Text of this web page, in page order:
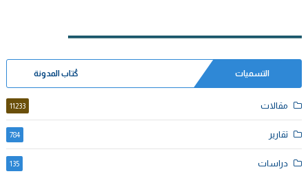
التسميات كُتاب المدونة
مقالات 11233
تقارير 784
دراسات 135